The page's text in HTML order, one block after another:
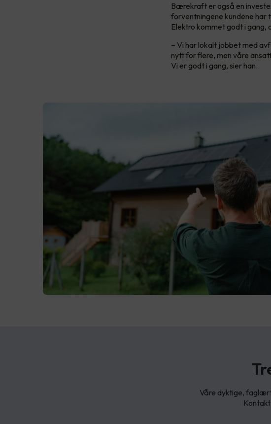
Bærekraft er også en
forventningene kundene har
Elektro kommet godt i gang,
– Vi har lokalt jobbet med
nytt for flere, men våre
Vi er godt i gang, sier han.
Våre dyktige,